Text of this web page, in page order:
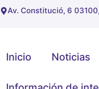
Av. Constitució, 6
Inicio Noticias